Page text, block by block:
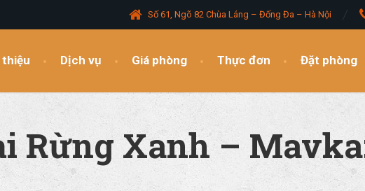
Số 61, Ngõ 82 Chùa Láng – Đống Đa – Hà Nội
thiệu Dịch vụ Giá phòng Thực đơn Đặt phòng
Rừng Xanh –